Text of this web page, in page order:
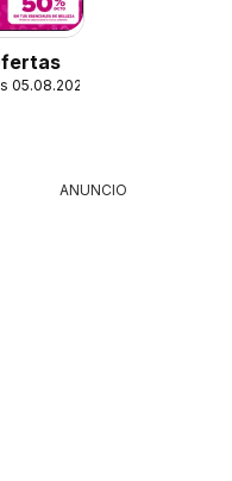
05.08.2026
ANUNCIO